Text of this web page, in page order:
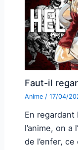
Faut-il
Anime/ 17/04/
En regardant
l’anime, on a
de l’enfer,